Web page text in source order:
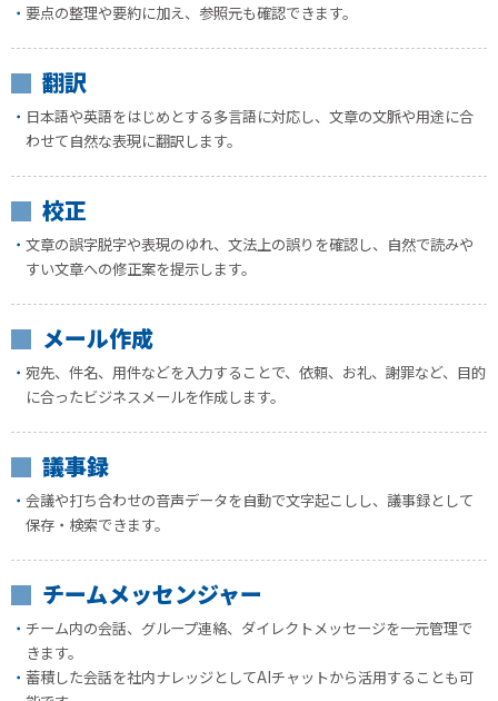
要点の整理や要約に加え、参照元も確認できます。
翻訳
日本語や英語をはじめとする多言語に対応し、文章の文脈や用途に合
わせて自然な表現に翻訳します。
校正
文章の誤字脱字や表現のゆれ、文法上の誤りを確認し、自然で読みや
すい文章への修正案を提示します。
メール作成
宛先、件名、用件などを入力することで、依頼、お礼、謝罪など、目的
に合ったビジネスメールを作成します。
議事録
会議や打ち合わせの音声データを自動で文字起こしし、議事録として
保存・検索できます。
チームメッセンジャー
チーム内の会話、グループ連絡、ダイレクトメッセージを一元管理で
きます。
蓄積した会話を社内ナレッジとしてAIチャットから活用することも可